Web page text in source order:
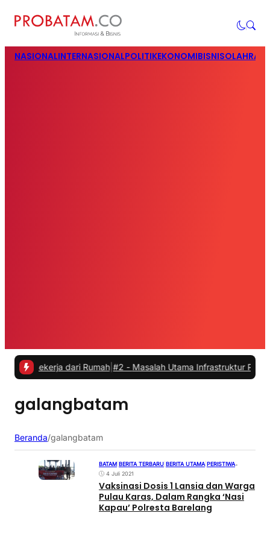
NASIONALINTERNASIONALPOLITIKEKONOMIBISNIS
dari Rumah|#2 -Masalah Utama Infrastruktur Pengisian
galangbatam
Beranda/galangbatam
BATAM BERITA TERBARU BERITA UTAMA PERISTIWA•
4 Juli 2021
Vaksinasi Dosis 1 Lansia dan Warga
Pulau Karas, Dalam Rangka ‘Nasi
Kapau’ Polresta Barelang